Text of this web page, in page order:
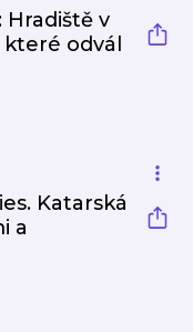
v
odvál
Katarská
a